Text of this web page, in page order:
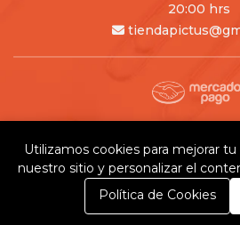
20:00 hrs
Creado porBsale
0
Utilizamos cookies para mejorar
nuestro sitio y personalizar el
Política de Cookies